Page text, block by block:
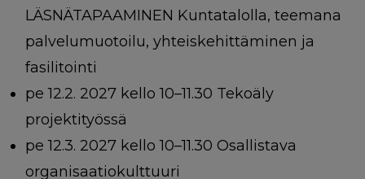
LÄSNÄTAPAAMINEN Kuntatalolla, teemana
palvelumuotoilu, yhteiskehittäminen ja
fasilitointi
pe 12.2. 2027 kello 10–11.30 Tekoäly
projektityössä
pe 12.3. 2027 kello 10–11.30 Osallistava
organisaatiokulttuuri